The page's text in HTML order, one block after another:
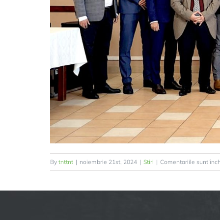
By tnttnt | noiembrie 21st, 2024 | Stiri | Comentariile sunt